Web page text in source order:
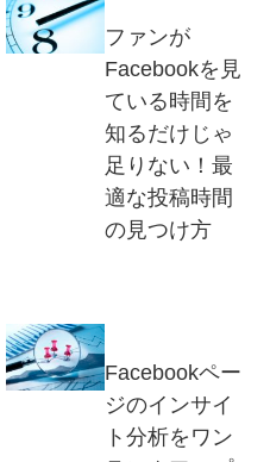
ファンが
Facebookを見
ている時間を
知るだけじゃ
足りない！最
適な投稿時間
の見つけ方
Facebookペー
ジのインサイ
ト分析をワン